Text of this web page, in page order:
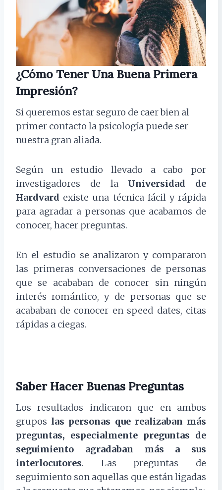
¿Cómo Tener Una Buena Primera
Impresión?
Si queremos estar seguro de caer bien al
primer contacto la psicología puede ser
nuestra gran aliada.
Según un estudio llevado a cabo por
investigadores de la Universidad de
Hardvard existe una técnica fácil y rápida
para agradar a personas que acabamos de
conocer, hacer preguntas.
En el estudio se analizaron y compararon
las primeras conversaciones de personas
que se acababan de conocer sin ningún
interés romántico, y de personas que se
acababan de conocer en speed dates, citas
rápidas a ciegas.
Saber Hacer Buenas Preguntas
Los resultados indicaron que en ambos
grupos las personas que realizaban más
preguntas, especialmente preguntas de
seguimiento agradaban más a sus
interlocutores. Las preguntas de
seguimiento son aquellas que están ligadas